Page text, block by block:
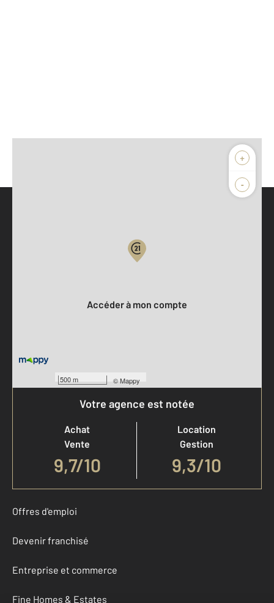
+
-
500 m ©Mappy
Accéder à mon compte
Votre agence est notée
Achat
Vente
9,7/10
Location
Gestion
9,3/10
Offres d'emploi
Devenir franchisé
Entreprise et commerce
Fine Homes & Estates